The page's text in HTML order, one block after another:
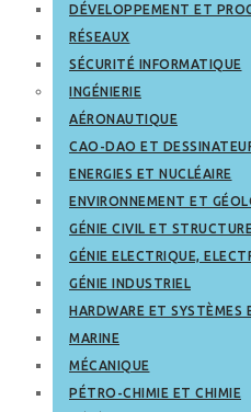
DÉVELOPPEMENT ET
RÉSEAUX
SÉCURITÉ INFORMATIQUE
INGÉNIERIE
AÉRONAUTIQUE
CAO-DAO ET
ENERGIES ET NUCLÉAIRE
ENVIRONNEMENT ET
GÉNIE CIVIL ET
GÉNIE ELECTRIQUE,
GÉNIE INDUSTRIEL
HARDWARE ET SYSTÈMES
MARINE
MÉCANIQUE
PÉTRO-CHIMIE ET CHIMIE